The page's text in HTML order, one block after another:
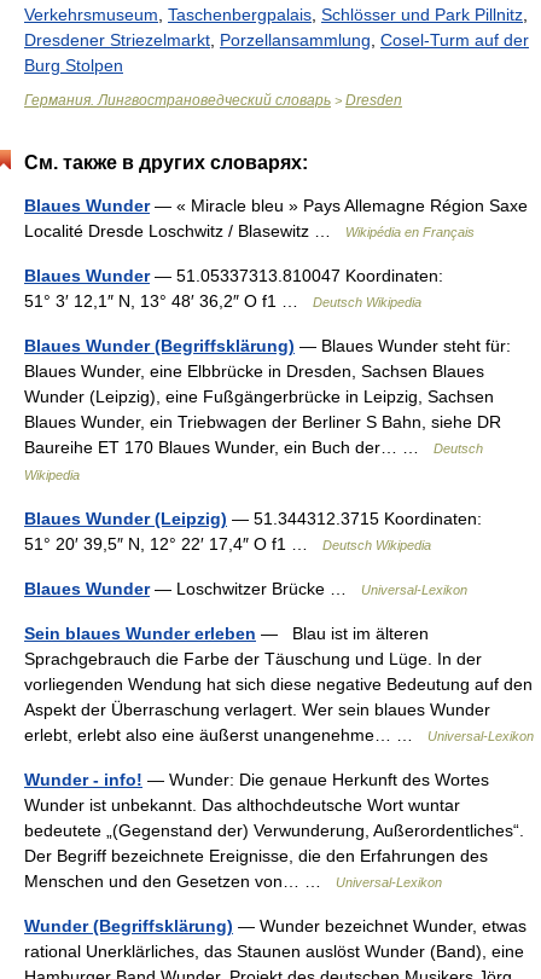
Verkehrsmuseum Taschenbergpalais Schlösser und Park Pillnitz
Dresdener Striezelmarkt Porzellansammlung Cosel-Turm auf der
Burg Stolpen
Германия. Лингвострановедческий словарь > Dresden
См. также в других словарях:
Blaues Wunder— « Miracle bleu » Pays Allemagne Région Saxe
Localité Dresde Loschwitz / Blasewitz …
Wikipédia en Français
Blaues Wunder— 51.05337313.810047 Koordinaten:
51° 3′ 12,1″ N, 13° 48′ 36,2″ O f1 …
Deutsch Wikipedia
Blaues Wunder (Begriffsklärung) — Blaues Wunder steht für:
Blaues Wunder, eine Elbbrücke in Dresden, Sachsen Blaues
Wunder (Leipzig), eine Fußgängerbrücke in Leipzig, Sachsen
Blaues Wunder, ein Triebwagen der Berliner S Bahn, siehe DR
Baureihe ET 170 Blaues Wunder, ein Buch der… …
Deutsch
Wikipedia
Blaues Wunder (Leipzig) — 51.344312.3715 Koordinaten:
51° 20′ 39,5″ N, 12° 22′ 17,4″ O f1 …
Deutsch Wikipedia
Blaues Wunder— Loschwitzer Brücke … Universal-Lexikon
Sein blaues Wunder erleben — Blau ist im älteren
Sprachgebrauch die Farbe der Täuschung und Lüge. In der
vorliegenden Wendung hat sich diese negative Bedeutung auf den
Aspekt der Überraschung verlagert. Wer sein blaues Wunder
erlebt, erlebt also eine äußerst unangenehme… …
Universal-Lexikon
Wunder - info! — Wunder: Die genaue Herkunft des Wortes
Wunder ist unbekannt. Das althochdeutsche Wort wuntar
bedeutete „(Gegenstand der) Verwunderung, Außerordentliches“.
Der Begriff bezeichnete Ereignisse, die den Erfahrungen des
Menschen und den Gesetzen von… …
Universal-Lexikon
Wunder (Begriffsklärung) — Wunder bezeichnet Wunder, etwas
rational Unerklärliches, das Staunen auslöst Wunder (Band), eine